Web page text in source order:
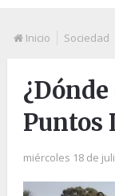
Inicio Sociedad
Puntos
miércoles 18 de